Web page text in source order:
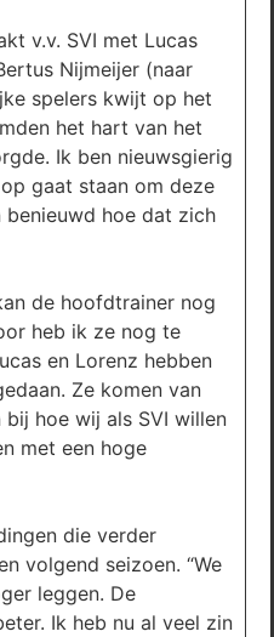
v.v. SVI met Lucas
Nijmeijer (naar
spelers kwijt op het
het hart van het
Ik ben nieuwsgierig
gaat staan om deze
benieuwd hoe dat zich
de hoofdtrainer nog
heb ik ze nog te
en Lorenz hebben
Ze komen van
bij hoe wij als SVI willen
met een hoge
die verder
volgend seizoen. “We
leggen. De
Ik heb nu al veel zin